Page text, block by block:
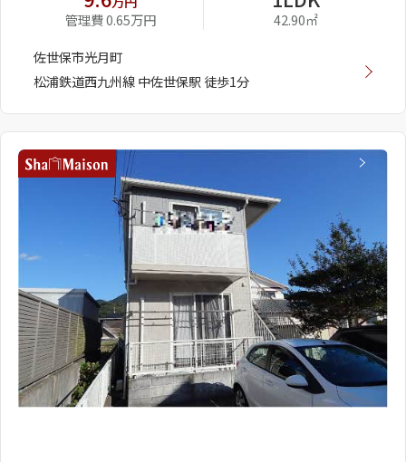
管理費 0.65万円
42.90㎡
佐世保市光月町
松浦鉄道西九州線 中佐世保駅 徒歩1分